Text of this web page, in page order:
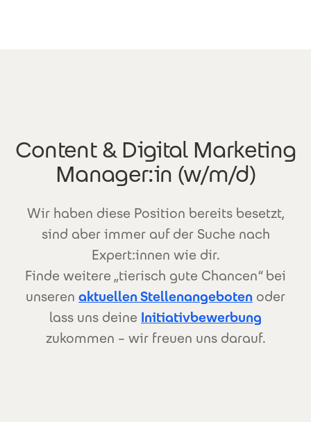
Content & Digital Marketing
Manager:in (w/m/d)
Wir haben diese Position bereits besetzt,
sind aber immer auf der Suche nach
Expert:innen wie dir.
Finde weitere „tierisch gute Chancen“ bei
unseren aktuellen Stellenangeboten oder
lass uns deine Initiativbewerbung
zukommen – wir freuen uns darauf.